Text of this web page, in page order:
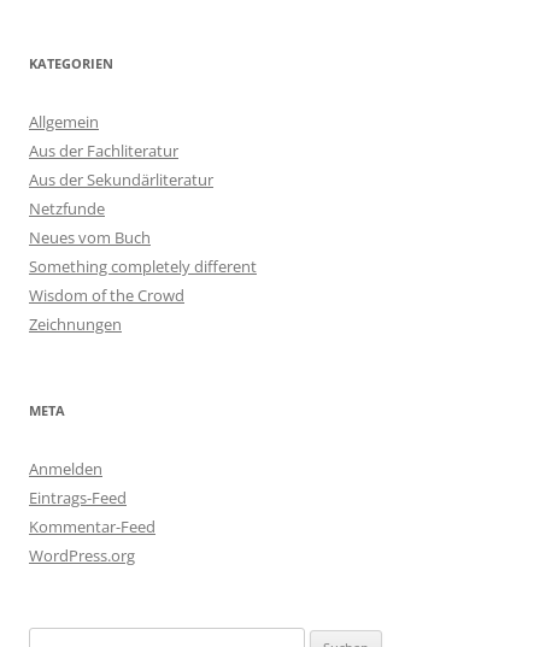
KATEGORIEN
Allgemein
Aus der Fachliteratur
Aus der Sekundärliteratur
Netzfunde
Neues vom Buch
Something completely different
Wisdom of the Crowd
Zeichnungen
META
Anmelden
Eintrags-Feed
Kommentar-Feed
WordPress.org